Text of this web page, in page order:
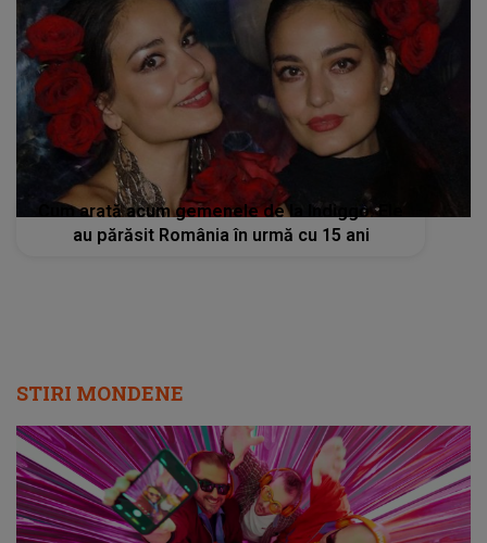
Cum arată acum gemenele de la Indiggo. Ele
au părăsit România în urmă cu 15 ani
STIRI MONDENE